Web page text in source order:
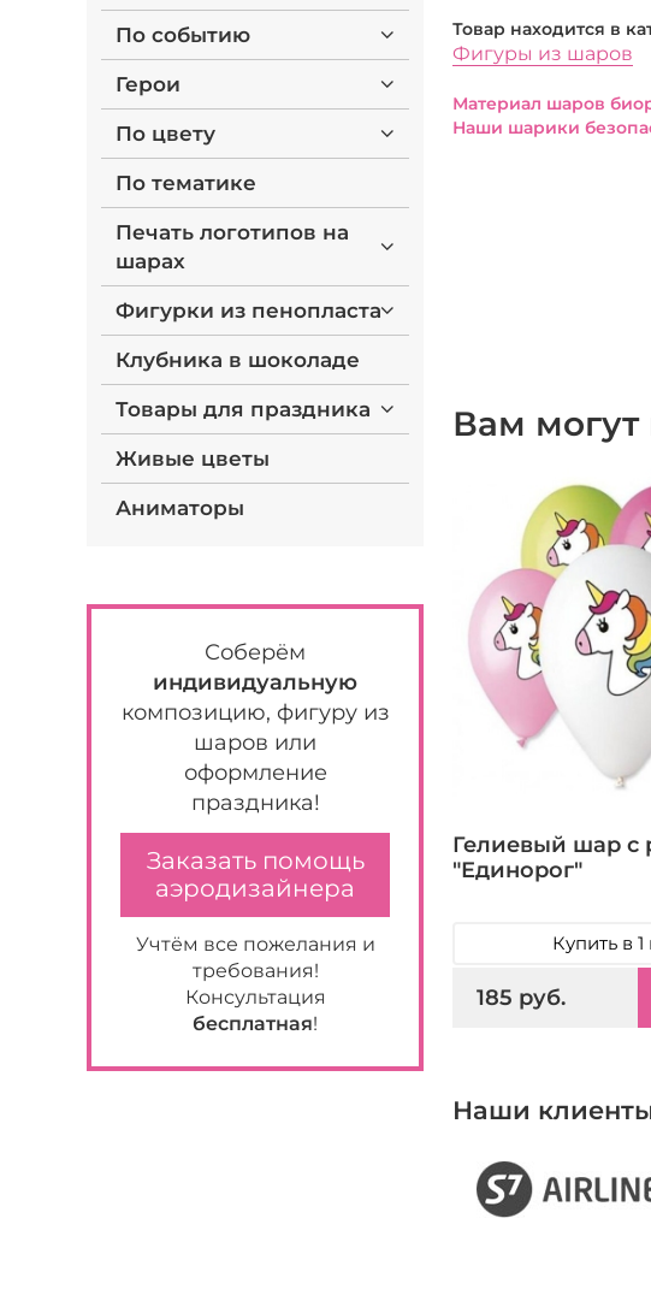
По событию
Герои
По цвету
По тематике
Печать логотипов на
шарах
Фигурки из пенопласта
Клубника в шоколаде
Товары для праздника
Живые цветы
Аниматоры
Соберём
индивидуальную
композицию, фигуру из
шаров или
оформление
праздника!
Заказать помощь
аэродизайнера
Учтём все пожелания и
требования!
Консультация
бесплатная!
Товар находится в
Фигуры из шаров
Материал шаров
Наши шарики
Вам могут
Гелиевый шар с
"Единорог"
Купить в 1
185 руб.
Наши